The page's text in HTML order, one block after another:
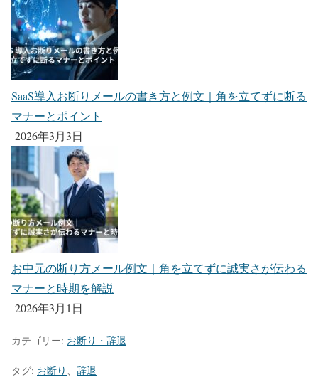
SaaS導入お断りメールの書き方と例文｜角を立てずに断る
マナーとポイント
2026年3月3日
お中元の断り方メール例文｜角を立てずに誠実さが伝わる
マナーと時期を解説
2026年3月1日
カテゴリー: お断り・辞退
タグ: お断り 辞退